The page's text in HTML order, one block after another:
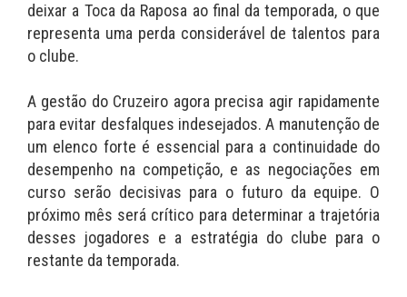
deixar a Toca da Raposa ao final da temporada, o que
representa uma perda considerável de talentos para
o clube.
A gestão do Cruzeiro agora precisa agir rapidamente
para evitar desfalques indesejados. A manutenção de
um elenco forte é essencial para a continuidade do
desempenho na competição, e as negociações em
curso serão decisivas para o futuro da equipe. O
próximo mês será crítico para determinar a trajetória
desses jogadores e a estratégia do clube para o
restante da temporada.